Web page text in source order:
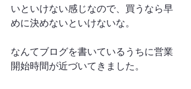
いといけない感じなので、買うなら早
めに決めないといけないな。
なんてブログを書いているうちに営業
開始時間が近づいてきました。